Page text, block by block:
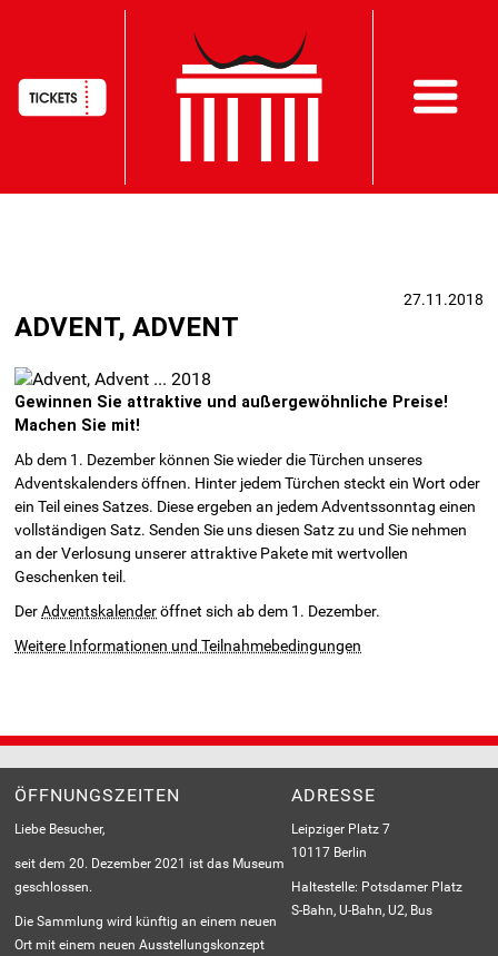
HAUPTNAVIGATION
27.11.2018
ADVENT, ADVENT
Gewinnen Sie attraktive und außergewöhnliche Preise!
Machen Sie mit!
Ab dem 1. Dezember können Sie wieder die Türchen unseres
Adventskalenders öffnen. Hinter jedem Türchen steckt ein Wort oder
ein Teil eines Satzes. Diese ergeben an jedem Adventssonntag einen
vollständigen Satz. Senden Sie uns diesen Satz zu und Sie nehmen
an der Verlosung unserer attraktive Pakete mit wertvollen
Geschenken teil.
DerAdventskalenderöffnet sich ab dem 1. Dezember.
Weitere Informationen und Teilnahmebedingungen
ÖFFNUNGSZEITEN
Liebe Besucher,
seit dem 20. Dezember 2021 ist das Museum
geschlossen.
Die Sammlung wird künftig an einem neuen
Ort mit einem neuen Ausstellungskonzept
ADRESSE
Leipziger Platz 7
10117 Berlin
Haltestelle: Potsdamer Platz
S-Bahn, U-Bahn, U2, Bus